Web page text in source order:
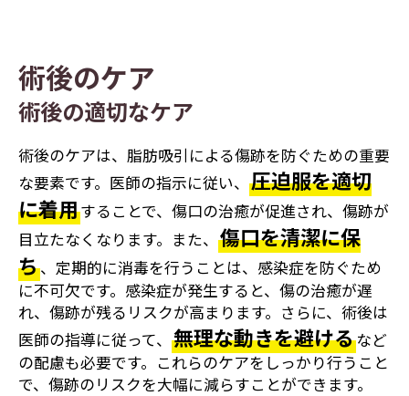
術後のケア
術後の適切なケア
術後のケアは、脂肪吸引による傷跡を防ぐための重要
な要素です。医師の指示に従い、 圧迫服を適切
に着用することで、傷口の治癒が促進され、傷跡が
目立たなくなります。また、 傷口を清潔に保
ち、定期的に消毒を行うことは、感染症を防ぐため
に不可欠です。感染症が発生すると、傷の治癒が遅
れ、傷跡が残るリスクが高まります。さらに、術後は
医師の指導に従って、 無理な動きを避けるなど
の配慮も必要です。これらのケアをしっかり行うこと
で、傷跡のリスクを大幅に減らすことができます。